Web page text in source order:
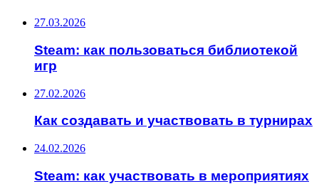
27.03.2026
Steam: как пользоваться библиотекой
игр
27.02.2026
Как создавать и участвовать в турнирах
24.02.2026
Steam: как участвовать в мероприятиях